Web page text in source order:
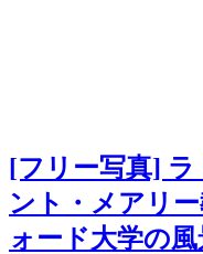
[フリー写真]
ント・メアリ
ォード大学の